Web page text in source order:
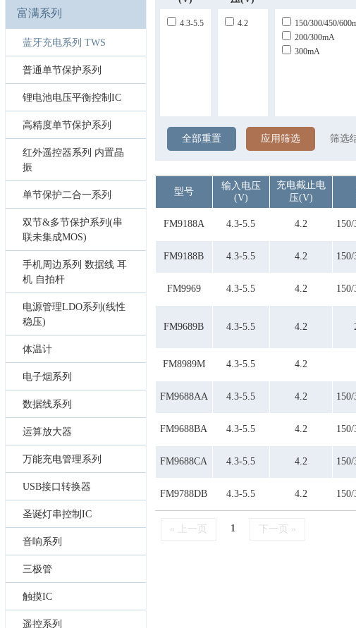
富满系列
蓝牙充电系列 TWS
普通单节保护系列
锂电池电压平衡控制IC
高精度单节保护系列
红外遥控器系列 内置晶
振
单节保护二合一系列
双节&多节保护系列(串
联未集成MOS)
手机周边系列 数据线 耳
机 自拍杆
电源管理LDO系列(线性
稳压)
体温计
电子烟系列
数据线系列
运算放大器
万能充电管理系列
USB接口转换器
圣诞灯串控制IC
音响系列
三极管
触摸IC
遥控系列
4.3-5.5 4.2
150/300/450/
200/300mA
300mA
全部重置 应用筛选 筛选
型号
输入电压
(V)
充电截止电
压(V)
FM9188A 4.3-5.5 4.2
FM9188B 4.3-5.5 4.2
FM9969 4.3-5.5 4.2
FM9689B 4.3-5.5 4.2
FM8989M 4.3-5.5 4.2
FM9688AA 4.3-5.5 4.2
FM9688BA 4.3-5.5 4.2
FM9688CA 4.3-5.5 4.2
FM9788DB 4.3-5.5 4.2
« 上一页 1 下一页 »